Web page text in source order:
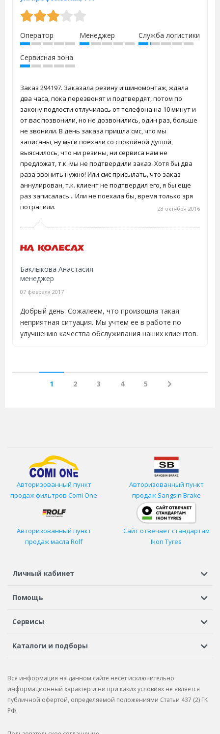
28 октября 2016
Оператор Менеджер Служба логистики
Сервисная зона
Заказ 294197. Заказала резину и шиномонтаж, ждала
два часа, пока перезвонят и подтвердят, потом по
закону подлости отлучилась от телефона на 10 минут и
от вас позвонили, но не дозвонились, один раз, больше
не звонили. В день заказа пришла смс, что мы
записаны, ну мы и поехали со спокойной душой,
выяснилось, что ни резины, ни сервиса нам не
предложат, т.к. мы не подтвердили заказ. Хотя бы два
раза звонить нужно! Или смс присылать, что заказ
аннулирован, т.к. клиент не подтвердил его, я бы еще
раз записалась... Или не поехала бы, время только зря
потратили.
Баклыкова Анастасия
менеджер
07 февраля 2017
Добрый день. Сожалеем, что произошла такая
неприятная ситуация. Мы учтем ее в работе по
улучшению качества обслуживания наших клиентов.
1 2 3 4 5
Авторизованный пункт
продаж фильтров Comi One
Авторизованный пункт
продаж Sangsin Brake
Авторизованный пункт
продаж масла Rolf
Сайт отвечает стандартам
Ikon Tyres
Личный кабинет
Регистрация или вход
Помощь
Шины в кредит
Сервисы
Автосервисы
Бонусная программа
Рекламации по услугам
Каталоги и подборы
Подбор запчастей
Каталог запчастей
Вся информация на данном сайте несёт исключительно
информационный характер и ни при каких условиях не является
публичной офертой, определяемой положениями Статьи 437 (2) ГК
РФ.